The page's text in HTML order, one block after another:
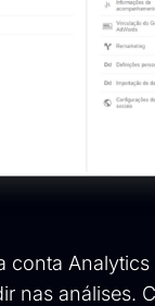
conta
nas análises.